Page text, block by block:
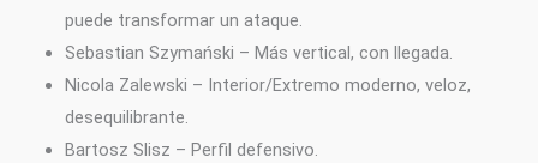
puede transformar un ataque.
Sebastian Szymański – Más vertical, con llegada.
Nicola Zalewski – Interior/Extremo moderno, veloz,
desequilibrante.
Bartosz Slisz – Perfil defensivo.